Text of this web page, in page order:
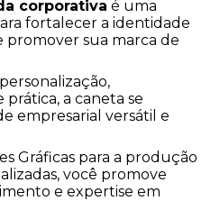
corporativa é uma
fortalecer a identidade
promover sua marca de
a caneta se
empresarial versátil e
Gráficas para a produção
você promove
e expertise em